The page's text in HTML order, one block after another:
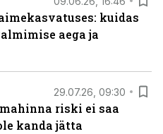
kuidas
aega ja
29.07.26, 09:30
riski ei saa
kanda jätta